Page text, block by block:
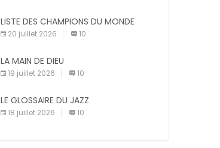
LISTE DES CHAMPIONS DU MONDE
20 juillet 2026 10
LA MAIN DE DIEU
19 juillet 2026 10
LE GLOSSAIRE DU JAZZ
18 juillet 2026 10